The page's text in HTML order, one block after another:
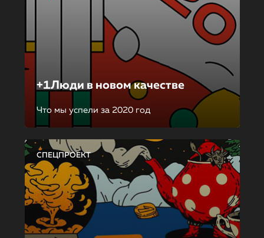
+1Люди в новом качестве
Что мы успели за 2020 год
СПЕЦПРОЕКТ